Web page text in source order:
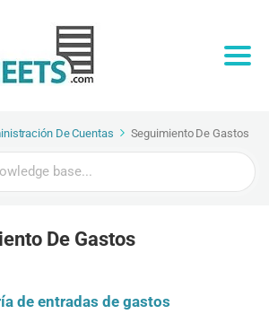
De Cuentas Seguimiento De Gastos
De Gastos
de entradas de gastos